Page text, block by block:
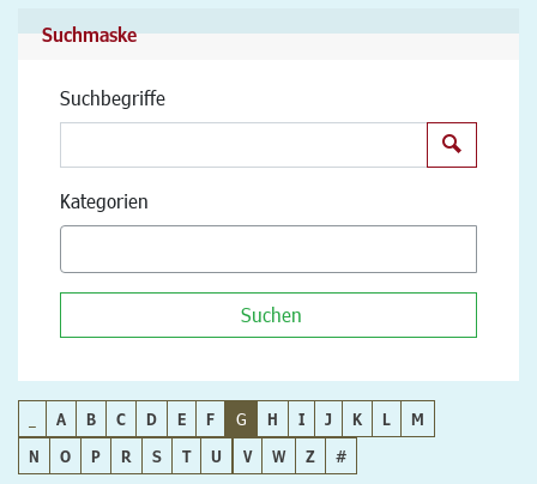
Suchmaske
Suchbegriffe
Kategorien
Suchen
A B C D E F G H I J K L
M
N
O P R S T U V W Z #